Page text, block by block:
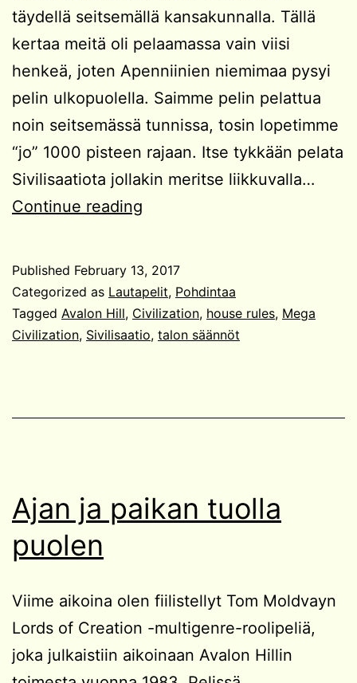
täydellä seitsemällä kansakunnalla. Tällä
kertaa meitä oli pelaamassa vain viisi
henkeä, joten Apenniinien niemimaa pysyi
pelin ulkopuolella. Saimme pelin pelattua
noin seitsemässä tunnissa, tosin lopetimme
“jo” 1000 pisteen rajaan. Itse tykkään pelata
Sivilisaatiota jollakin meritse liikkuvalla…
Continue reading
Published February 13, 2017
Categorized as Lautapelit, Pohdintaa
Tagged Avalon Hill, Civilization, house rules, Mega
Civilization, Sivilisaatio, talon säännöt
Ajan ja paikan tuolla
puolen
Viime aikoina olen fiilistellyt Tom Moldvayn
Lords of Creation -multigenre-roolipeliä,
joka julkaistiin aikoinaan Avalon Hillin